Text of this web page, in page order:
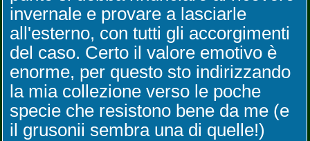
invernale e provare a lasciarle
all'esterno, con tutti gli accorgimenti
del caso. Certo il valore emotivo è
enorme, per questo sto indirizzando
la mia collezione verso le poche
specie che resistono bene da me (e
il grusonii sembra una di quelle!)